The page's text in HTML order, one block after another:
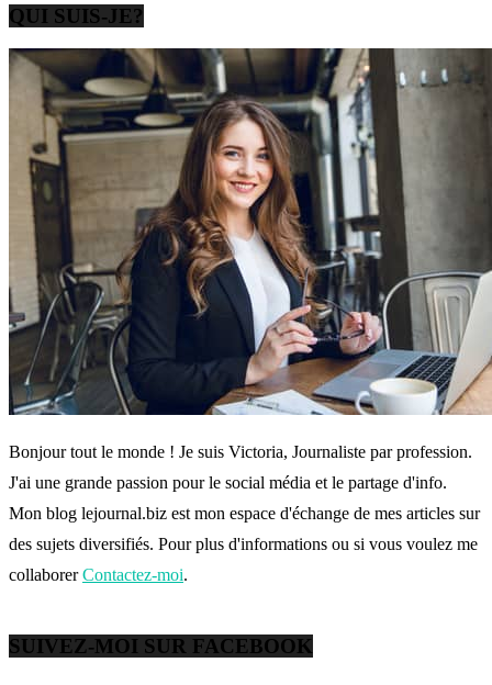
QUI SUIS-JE?
Bonjour tout le monde ! Je suis Victoria, Journaliste par profession.
J'ai une grande passion pour le social média et le partage d'info.
Mon blog lejournal.biz est mon espace d'échange de mes articles sur
des sujets diversifiés. Pour plus d'informations ou si vous voulez me
collaborerContactez-moi.
SUIVEZ-MOI SUR FACEBOOK